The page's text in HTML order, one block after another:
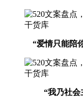
“爱情只能陪
“我乃社会